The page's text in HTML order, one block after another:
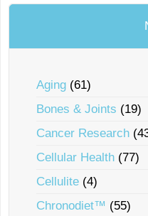
Aging (61)
Bones & Joints (19)
Cancer Research
Cellular Health (77)
Cellulite (4)
Chronodiet™ (55)